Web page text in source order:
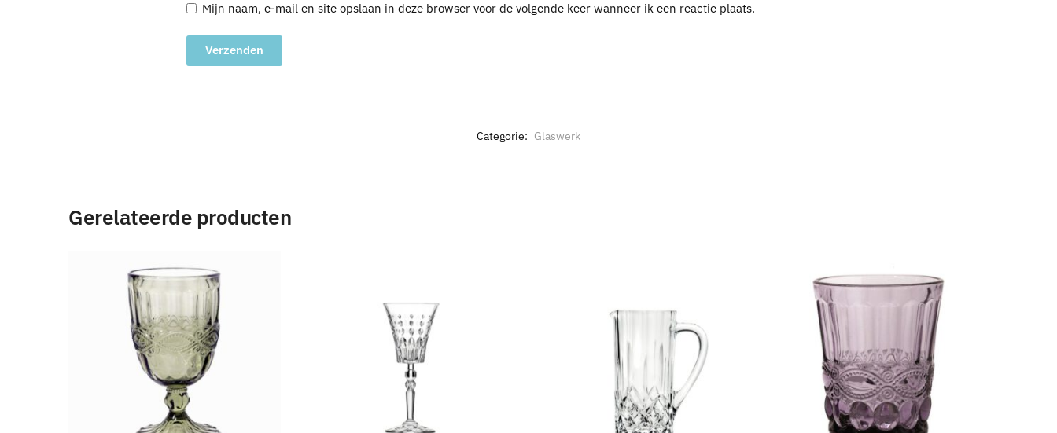
Mijn naam, e-mail en site opslaan in deze browser voor de volgende keer wanneer ik een reactie plaats.
t
e
Categorie: Glaswerk
Gerelateerde producten